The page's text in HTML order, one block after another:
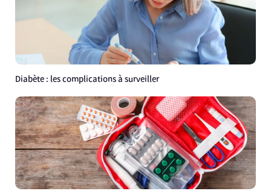
Diabète : les complications à surveiller